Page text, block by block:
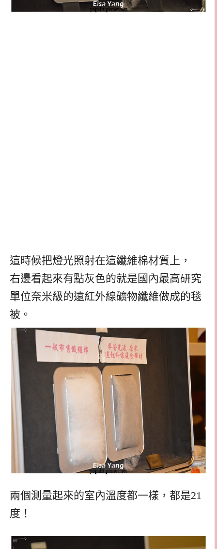
這時候把燈光照射在這纖維棉材質上，
右邊看起來有點灰色的就是國內最高研究
單位奈米級的遠紅外線礦物纖維做成的毯
被。
兩個測量起來的室內溫度都一樣，都是21
度！